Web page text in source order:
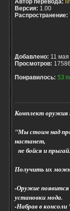
Автор перевода:
Версия: 1.00
Распространение:
Добавлено: 11
Просмотров:
Понравилось: 53
Комплект оружия
"Мы стоим над
настанет,
не бойся и
Получить их
-Оружие появится
установки мода.
-Набрав в консоли